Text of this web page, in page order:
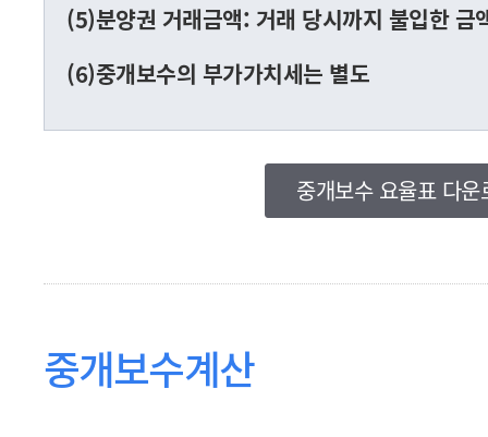
(5)분양권 거래금액: 거래 당시까지 불입한 금
(6)중개보수의 부가가치세는 별도
중개보수 요율표 다운
중개보수계산